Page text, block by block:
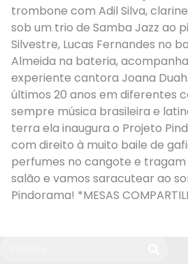
trombone com Adil Silva,
sob um trio de Samba Jazz ao
Silvestre, Lucas Fernandes no
Almeida na bateria,
experiente cantora Joana
últimos 20 anos em diferentes
sempre música brasileira e
terra ela inaugura o Projeto
com direito à muito baile de
perfumes no cangote e tragam
salão e vamos saracutear ao
Pindorama! *MESAS